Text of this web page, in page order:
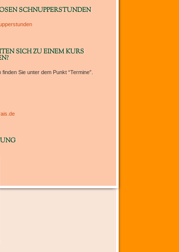
SCHNUPPERSTUNDEN
SICH ZU EINEM KURS
finden Sie unter dem Punkt “Termine”.